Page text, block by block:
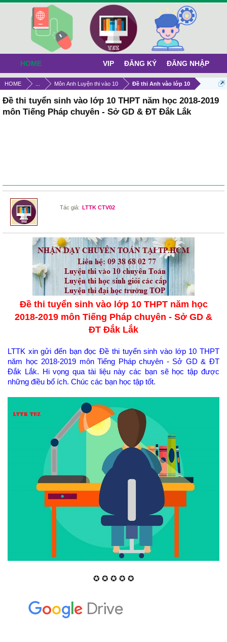
HOME Môn Anh Luyện thi vào 10 Đề thi Anh vào lớp 10
Đề thi tuyển sinh vào lớp 10 THPT năm học 2018-2019
môn Tiếng Pháp chuyên - Sở GD & ĐT Đắk Lắk
Tác giả: LTTK CTV02
Đề thi tuyển sinh vào lớp 10 THPT năm học
2018-2019 môn Tiếng Pháp chuyên - Sở GD &
ĐT Đắk Lắk
LTTK xin gửi đến bạn đọc Đề thi tuyển sinh vào lớp 10 THPT
năm học 2018-2019 môn Tiếng Pháp chuyên - Sở GD & ĐT
Đắk Lắk. Hi vọng qua tài liệu này các bạn sẽ học tập được
những điều bổ ích. Chúc các bạn học tập tốt.
✪ ✪ ✪ ✪ ✪
HOME VIP ĐĂNG KÝ ĐĂNG NHẬP